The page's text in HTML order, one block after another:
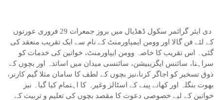
دی ایئر گرائمر سکول ڈھڈیال میں بروز جمعرات 29 فروری عورتوں
کے لئے فن گالا اور وومن ایمپاورمنٹ کے نام سے ایک تقریب منعقد کی
گئی۔ اس تقریب کا خاصہ وومن ایپاورمنٹ، خواتین کی خدمات کو
سراہنا، سائنس ایگزیبیشن، سائنسی میدان میں اساتذہ اور بچوں کے
ذوق تسخیر کو اجاگر کرنا،نیز بچوں کے لطف کا سامان مثلا گیم کارنر،
بھوت بنگلہ اور کھانے پینے کے اسٹالز وغیرہ کا اہتمام کیا گیا۔ نیز
خواتین کے لیے خصوصی دعوت کا مقصد بچوں کی تعلیم و تربیت کے